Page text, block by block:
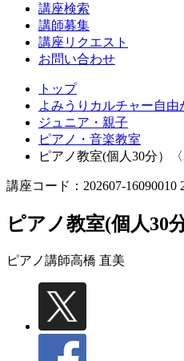
講座検索
講師募集
講座リクエスト
お問い合わせ
トップ
よみうりカルチャー自由
ジュニア・親子
ピアノ・音楽教室
ピアノ教室(個人30分）〈
講座コード：202607-16090010
ピアノ教室(個人30
ピアノ講師高橋 直美